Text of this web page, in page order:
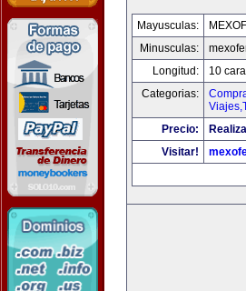
Mayusculas:
Minusculas:
Longitud:
10
Categorias:
Precio:
Visitar!